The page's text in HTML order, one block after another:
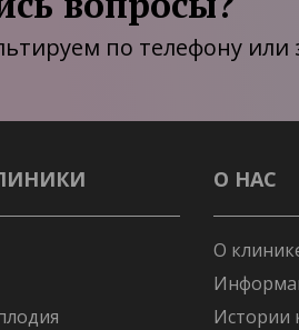
по телефону
О НАС
О
Истории